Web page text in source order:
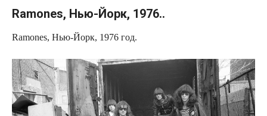
Ramones, Нью-Йорк, 1976..
Ramones, Нью-Йорк, 1976 год.